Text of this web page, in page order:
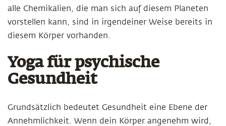
alle Chemikalien, die man sich auf diesem Planeten
vorstellen kann, sind in irgendeiner Weise bereits in
diesem Körper vorhanden.
Yoga für psychische
Gesundheit
Grundsätzlich bedeutet Gesundheit eine Ebene der
Annehmlichkeit. Wenn dein Körper angenehm wird,